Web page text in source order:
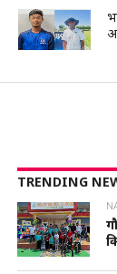
TRENDING